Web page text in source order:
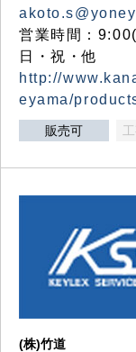
営業時間：
日・祝・他
http://
eyama/
販売可
(株)竹道